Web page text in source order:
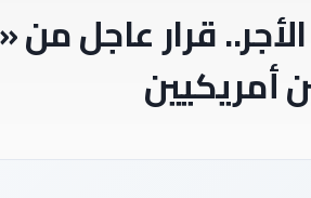
قرار عاجل
أمريكيين